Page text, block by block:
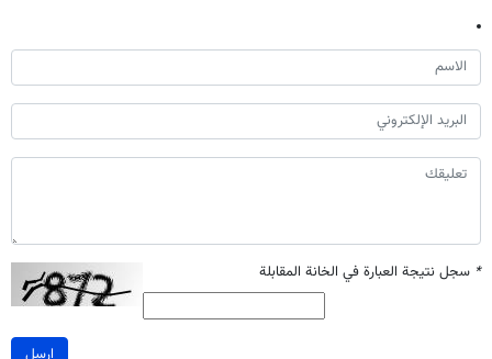
* سجل نتيجة العبارة في الخانة المقابلة